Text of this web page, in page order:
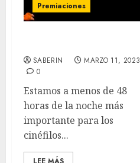
Premiaciones
SABERIN
MARZO 11, 2023
0
Estamos a menos de 48
horas de la noche más
importante para los
cinéfilos...